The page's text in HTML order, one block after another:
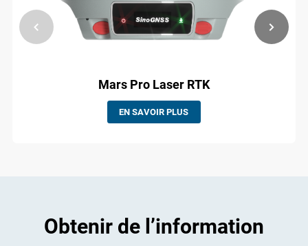
Mars Pro Laser RTK
EN SAVOIR PLUS
Obtenir de l’information